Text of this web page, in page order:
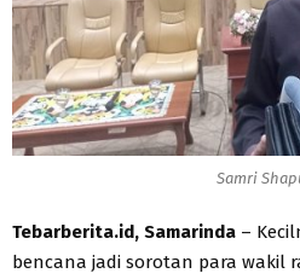
Samri
Tebarberita.id, Samarinda –
bencana jadi sorotan para wakil